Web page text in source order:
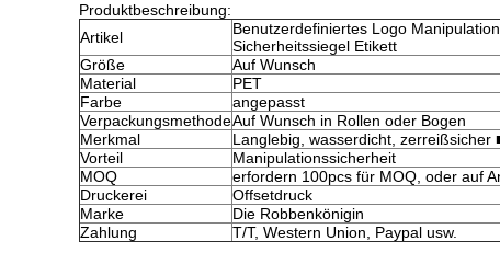
Produktbeschreibung:
Artikel
Benutzerdefiniertes Logo
Sicherheitssiegel Etikett
Größe
Auf Wunsch
Material
PET
Farbe
angepasst
VerpackungsmethodeAuf Wunsch in Rollen oder Bogen
Merkmal
Langlebig, wasserdicht, zerreißsicher
Vorteil
Manipulationssicherheit
MOQ
erfordern 100pcs für MOQ, oder auf
Druckerei
Offsetdruck
Marke
Die Robbenkönigin
Zahlung
T/T, Western Union, Paypal usw.